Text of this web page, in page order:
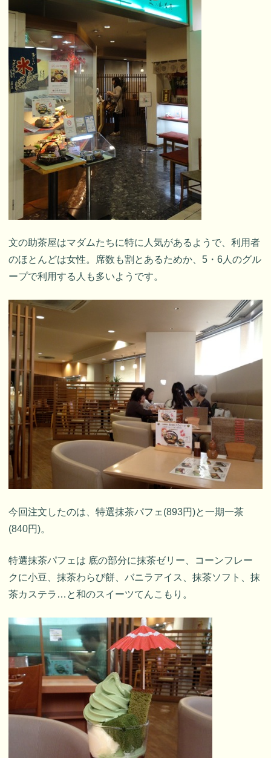
文の助茶屋はマダムたちに特に人気があるようで、利用者
のほとんどは女性。席数も割とあるためか、5・6人のグル
ープで利用する人も多いようです。
今回注文したのは、特選抹茶パフェ(893円)と一期一茶
(840円)。
特選抹茶パフェは 底の部分に抹茶ゼリー、コーンフレー
クに小豆、抹茶わらび餅、バニラアイス、抹茶ソフト、抹
茶カステラ…と和のスイーツてんこもり。